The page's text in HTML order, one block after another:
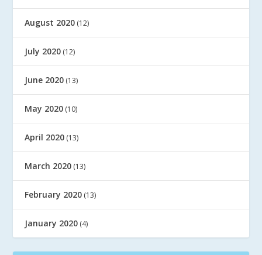
August 2020 (12)
July 2020 (12)
June 2020 (13)
May 2020 (10)
April 2020 (13)
March 2020 (13)
February 2020 (13)
January 2020 (4)